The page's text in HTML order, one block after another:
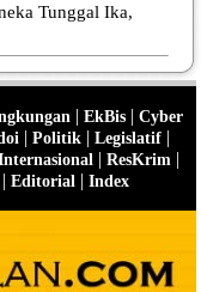
Tunggal Ika,
| EkBis| Cyber
| Politik | Legislatif |
| ResKrim |
| Editorial | Index